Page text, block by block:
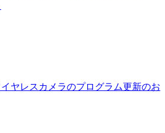
イヤレスカメラのプログラム更新のお